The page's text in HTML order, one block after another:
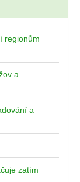
regionům
a
a
zatím